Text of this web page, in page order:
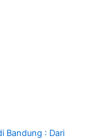
Bandung : Dari